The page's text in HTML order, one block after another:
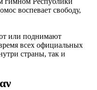
воспевает свободу,
или поднимают
всех официальных
страны, так и